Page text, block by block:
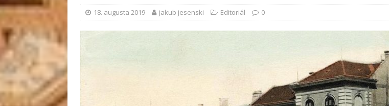
18. augusta 2019 jakub jesenski Editoriál 0